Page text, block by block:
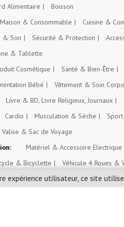
expérience utilisateur, ce site
Alimentaire
Boisson
Maison & Consommable
Cuisine &
& Son Sécurité & Protection
& Tablette
Cosmétique Santé & Bien-Être
Bébé Vêtement & Soin
Livre & BD, Livre Religieux, Journaux
Cardio Musculation & Sèche
Valise & Sac de Voyage
Matériel & Accessoire Electrique
& Bicyclette Véhicule 4 Roues &
Outil d'Exploitation Agricole